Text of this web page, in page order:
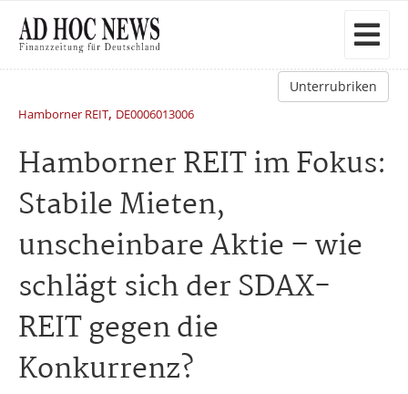
Unterrubriken
Hamborner REIT, DE0006013006
Hamborner REIT im Fokus:
Stabile Mieten,
unscheinbare Aktie – wie
schlägt sich der SDAX-
REIT gegen die
Konkurrenz?